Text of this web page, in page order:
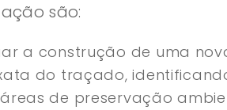
são:
a construção de uma
do traçado,
de preservação